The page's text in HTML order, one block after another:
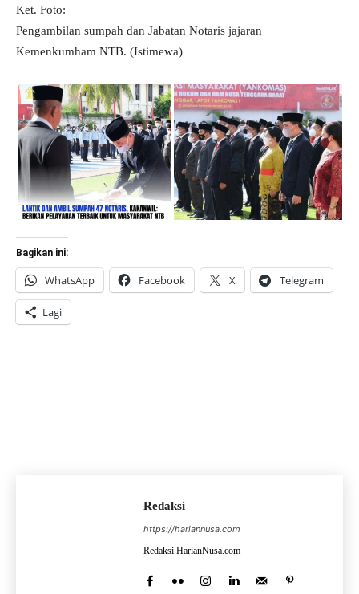
Ket. Foto:
Pengambilan sumpah dan Jabatan Notaris jajaran
Kemenkumham NTB. (Istimewa)
Bagikan ini:
WhatsApp Facebook X Telegram
Lagi
Redaksi
https://hariannusa.com
Redaksi HarianNusa.com